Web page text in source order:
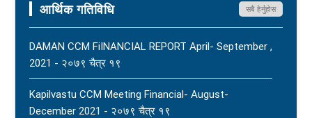
आर्थिक गतिविधि सबै हेर्नुहोस
DAMAN CCM FiINANCIAL REPORT April- September ,
2021 - २०७९ चैत्र १९
Kapilvastu CCM Meeting Financial- August-
December 2021 - २०७९ चैत्र १९